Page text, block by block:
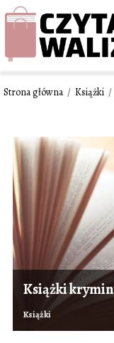
Strona główna / Książki /
Książki
Książki